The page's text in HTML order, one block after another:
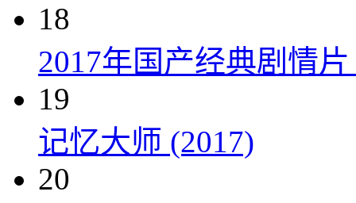
18
2017年国产经典剧情
19
记忆大师 (2017)
20